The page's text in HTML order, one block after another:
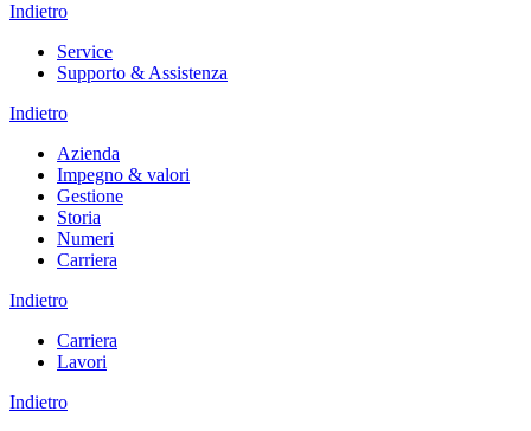
Indietro
Service
Supporto & Assistenza
Indietro
Azienda
Impegno & valori
Gestione
Storia
Numeri
Carriera
Indietro
Carriera
Lavori
Indietro